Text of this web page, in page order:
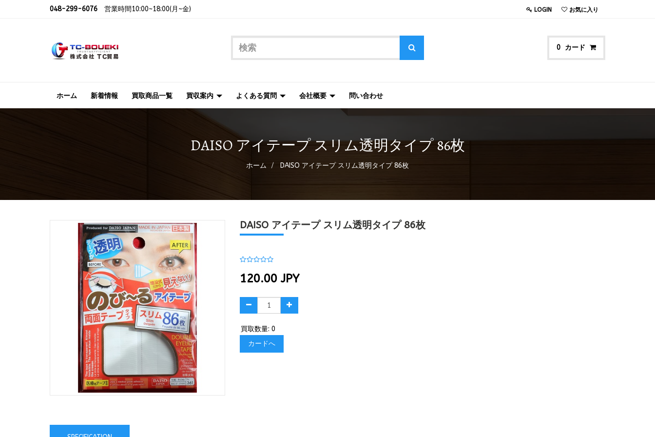
048-299-6076 営業時間10:00~18:00(月~金) LOGIN お気に入り
0 カード
ホーム 新着情報 買取商品一覧 買収案内 よくある質問 会社概要 問い合わせ
DAISO アイテープ スリム透明タイプ 86枚
ホーム DAISO アイテープ スリム透明タイプ 86枚
DAISO アイテープ スリム透明タイプ 86枚
120.00 JPY
買取数量: 0
カードへ